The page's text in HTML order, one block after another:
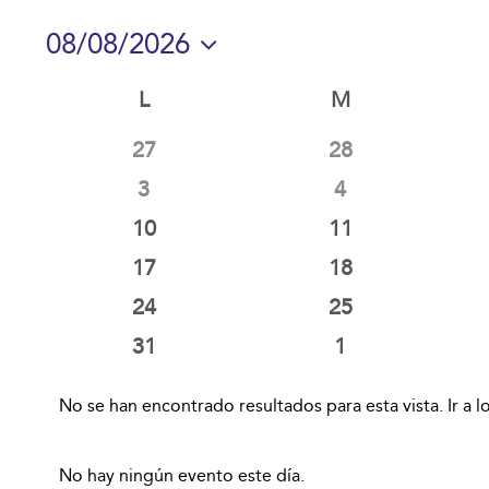
08/08/2026
Calendario
Eventos
LLUNES M
0
eventos
27
0
eventos
28
0
eventos
3
0
eventos
4
0
eventos
10
0
eventos
11
0
eventos
17
0
eventos
18
0
eventos
24
0
eventos
25
0
31
0
1
Aviso
No se han encontrado resultados para esta vista. Ir a
No hay ningún evento este día.